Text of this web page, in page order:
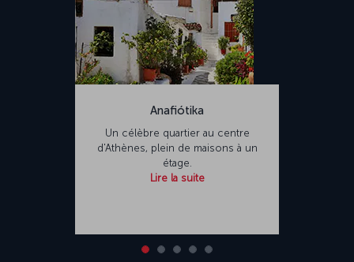
Anafiótika
Un célèbre quartier au centre
d'Athènes, plein de maisons à un
étage.
Lire la suite